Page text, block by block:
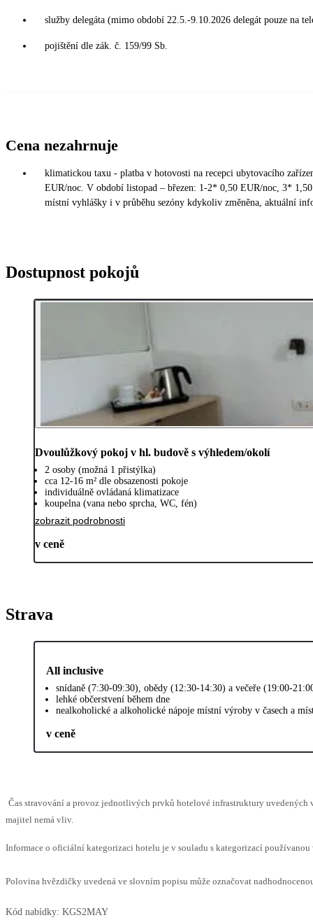
služby delegáta (mimo období 22.5.-9.10.2026 delegát pouze na
pojištění dle zák. č. 159/99 Sb.
Cena nezahrnuje
klimatickou taxu - platba v hotovosti na recepci ubytovacího
EUR/noc. V období listopad – březen: 1-2* 0,50 EUR/noc, 3*
místní vyhlášky i v průběhu sezóny kdykoliv změněna, aktuální
Dostupnost pokojů
Dvoulůžkový pokoj v hl. budově s výhledem/okolí
2 osoby (možná 1 přistýlka)
cca 12-16 m² dle obsazenosti pokoje
individuálně ovládaná klimatizace
koupelna (vana nebo sprcha, WC, fén)
zobrazit podrobnosti
v ceně
Strava
All inclusive
snídaně (7:30-09:30), obědy (12:30-14:30) a večeře (19:00-
lehké občerstvení během dne
nealkoholické a alkoholické nápoje místní výroby v časech a
v ceně
Čas stravování a provoz jednotlivých prvků hotelové infrastruktury uvedených
majitel nemá vliv.
Informace o oficiální kategorizaci hotelu je v souladu s kategorizací
Polovina hvězdičky uvedená ve slovním popisu může označovat
Kód nabídky: KGS2MAY